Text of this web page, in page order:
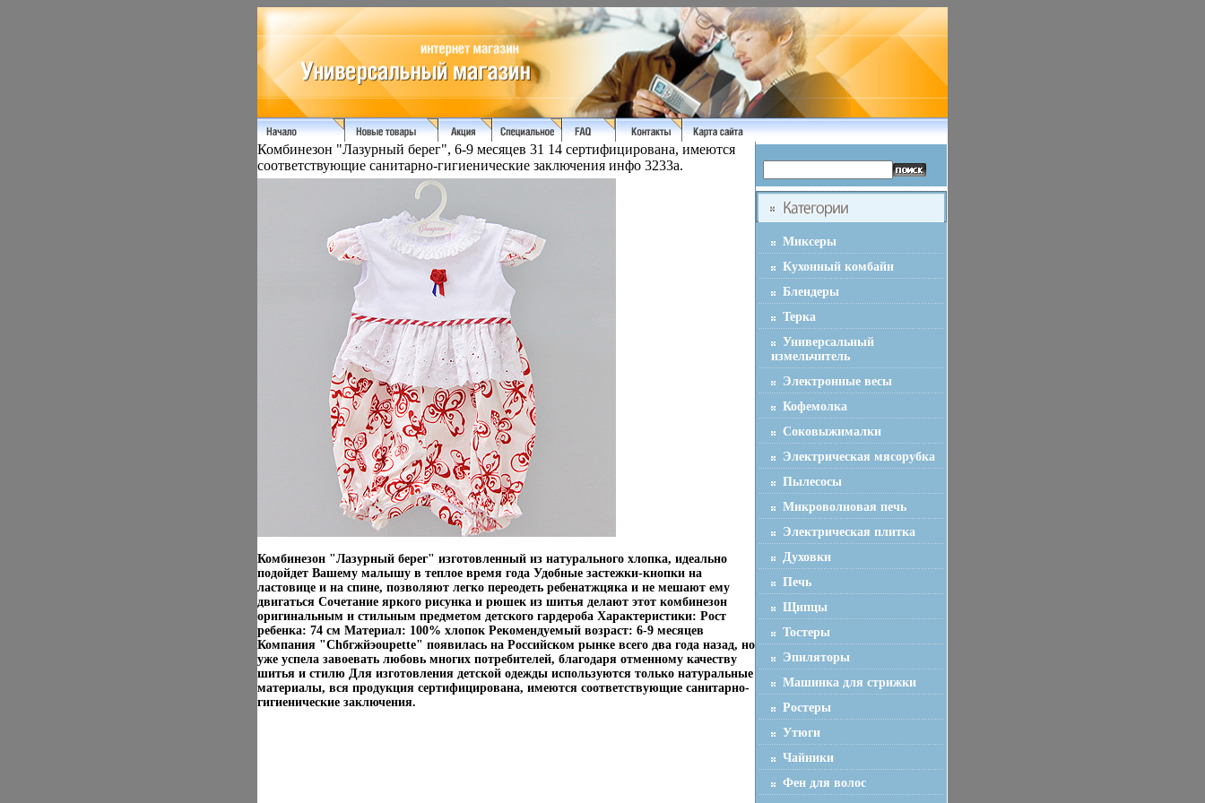
Комбинезон "Лазурный берег", 6-9 месяцев 31 14 сертифицирована, имеются
соответствующие санитарно-гигиенические заключения инфо 3233a.
Комбинезон "Лазурный берег" изготовленный из натурального хлопка, идеально
подойдет Вашему малышу в теплое время года Удобные застежки-кнопки на
ластовице и на спине, позволяют легко переодеть ребенатжцяка и не мешают ему
двигаться Сочетание яркого рисунка и рюшек из шитья делают этот комбинезон
оригинальным и стильным предметом детского гардероба Характеристики: Рост
ребенка: 74 см Материал: 100% хлопок Рекомендуемый возраст: 6-9 месяцев
Компания "Chбгжйэoupette" появилась на Российском рынке всего два года назад, но
уже успела завоевать любовь многих потребителей, благодаря отменному качеству
шитья и стилю Для изготовления детской одежды используются только натуральные
материалы, вся продукция сертифицирована, имеются соответствующие санитарно-
гигиенические заключения.
Миксеры
Кухонный комбайн
Блендеры
Терка
Универсальный
измельчитель
Электронные весы
Кофемолка
Соковыжималки
Электрическая мясорубка
Пылесосы
Микроволновая печь
Электрическая плитка
Духовки
Печь
Щипцы
Тостеры
Эпиляторы
Машинка для стрижки
Ростеры
Утюги
Чайники
Фен для волос